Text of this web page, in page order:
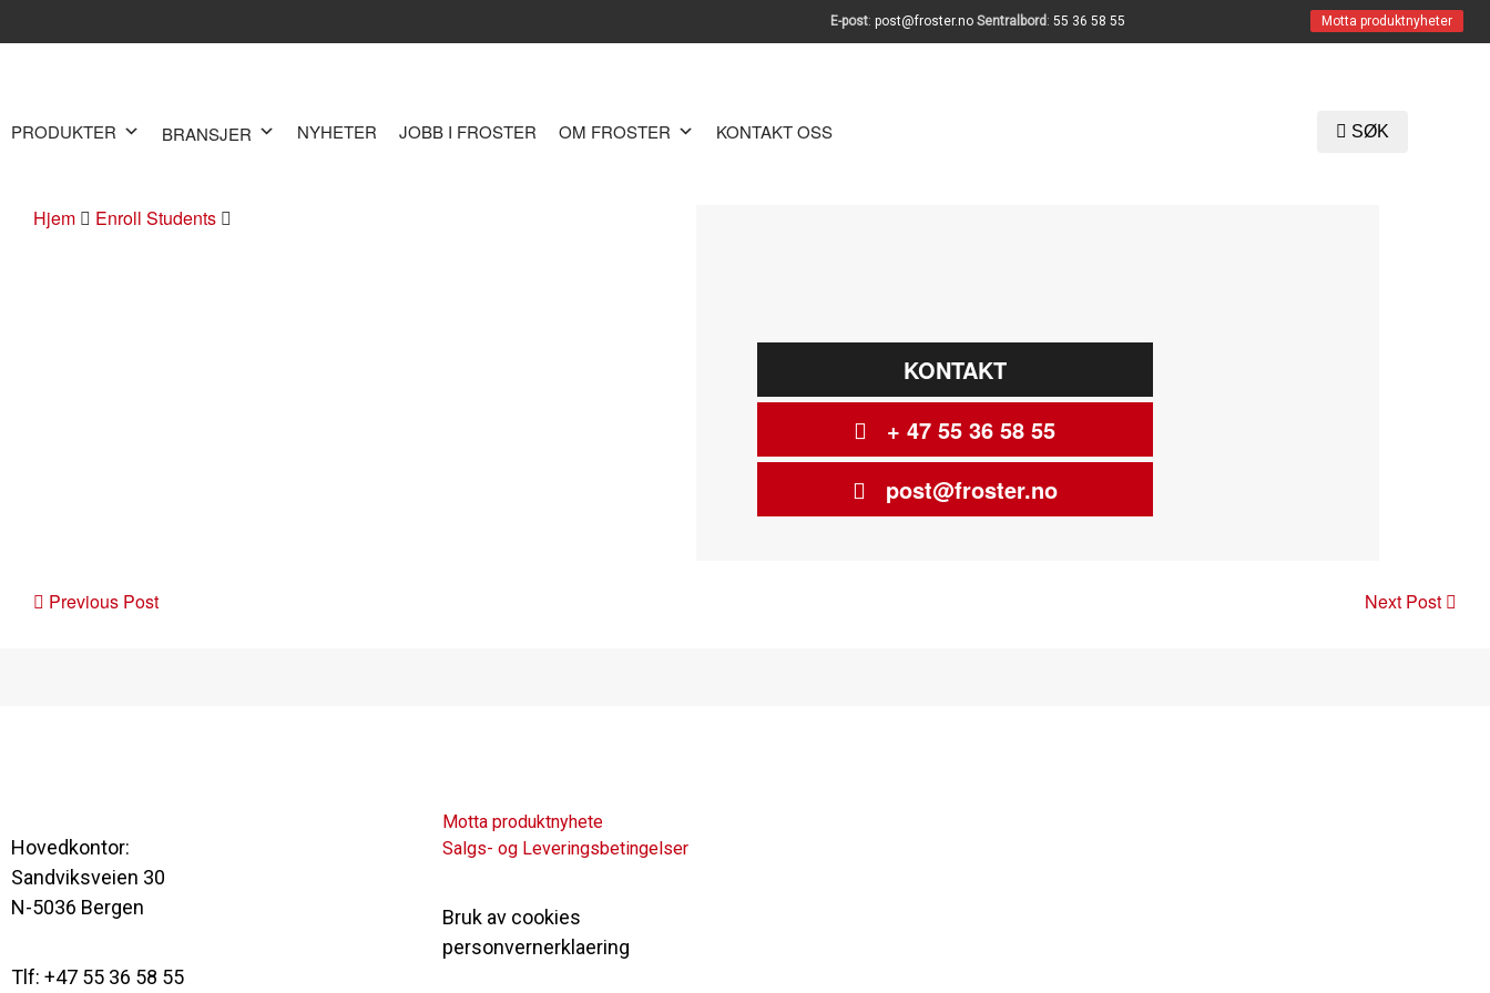
E-post:post@froster.no Sentralbord :55 36 58 55 Motta produktnyheter
PRODUKTER BRANSJER NYHETER JOBB I FROSTER OM FROSTER KONTAKT OSS SØK
Hjem Enroll Students
KONTAKT
+ 47 55 36 58 55
post@froster.no
Post
Previous Post Next Post
Hovedkontor:
Sandviksveien 30
N-5036 Bergen
Tlf: +47 55 36 58 55
Motta produktnyhete
Salgs- og Leveringsbetingelser
Bruk av cookies
personvernerklaering